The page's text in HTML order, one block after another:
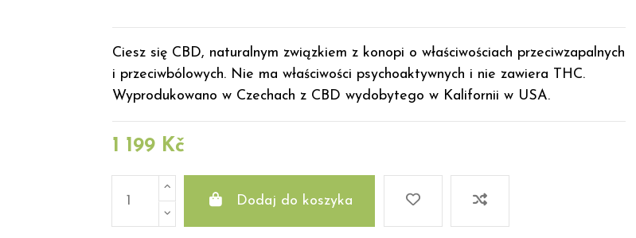
Ciesz się CBD, naturalnym związkiem z konopi o właściwościach przeciwzapalnych
i przeciwbólowych. Nie ma właściwości psychoaktywnych i nie zawiera THC.
Wyprodukowano w Czechach z CBD wydobytego w Kalifornii w USA.
1 199 Kč
Dodaj do koszyka